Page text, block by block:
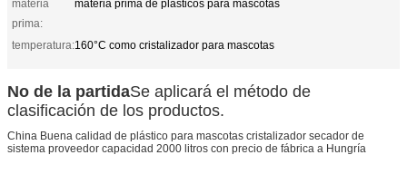
materia
prima:
materia prima de plásticos para mascotas
temperatura:160°C como cristalizador para mascotas
No de la partidaSe aplicará el método de
clasificación de los productos.
China Buena calidad de plástico para mascotas cristalizador secador de
sistema proveedor capacidad 2000 litros con precio de fábrica a Hungría